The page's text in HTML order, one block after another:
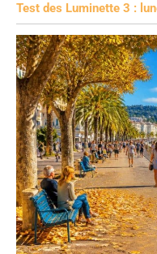
Test des Luminette 3 :